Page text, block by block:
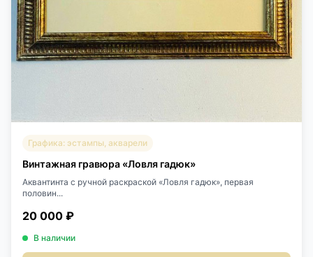
Графика: эстампы, акварели
Винтажная гравюра «Ловля гадюк»
Аквантинта с ручной раскраской «Ловля гадюк», первая
половин...
20 000 ₽
В наличии